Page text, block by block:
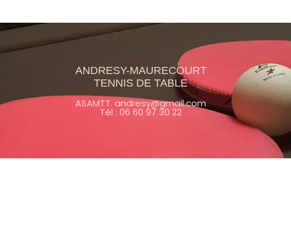
ANDRESY-MAURECOURT
TENNIS DE TABLE
ASAMTT. andresy@gmail.com
Tél : 06 60 97 30 22